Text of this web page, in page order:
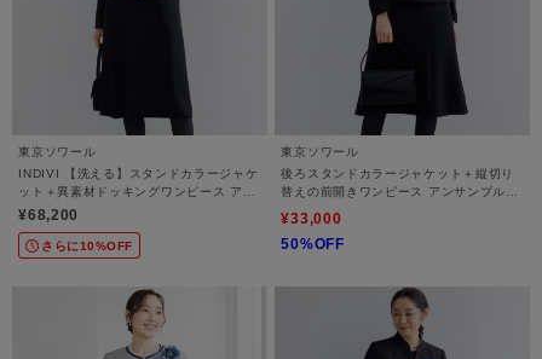
東京ソワール
INDIVI 【洗える】スタンドカラージャケ
ット＋異素材ドッキングワンピース アン
サンブル【喪服・礼服・ブラックフォー
¥68,200
さらに10%OFF
東京ソワール
後ろスタンドカラージャケット＋縦切り
替えの前開きワンピース アンサンブル
【喪服・礼服・ブラックフォーマル】
¥33,000
50%OFF